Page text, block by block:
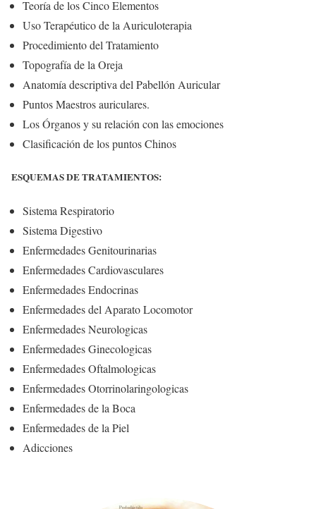
Teoría de los Cinco Elementos
Uso Terapéutico de la Auriculoterapia
Procedimiento del Tratamiento
Topografía de la Oreja
Anatomía descriptiva del Pabellón Auricular
Puntos Maestros auriculares.
Los Órganos y su relación con las emociones
Clasificación de los puntos Chinos
ESQUEMAS DE TRATAMIENTOS:
Sistema Respiratorio
Sistema Digestivo
Enfermedades Genitourinarias
Enfermedades Cardiovasculares
Enfermedades Endocrinas
Enfermedades del Aparato Locomotor
Enfermedades Neurologicas
Enfermedades Ginecologicas
Enfermedades Oftalmologicas
Enfermedades Otorrinolaringologicas
Enfermedades de la Boca
Enfermedades de la Piel
Adicciones